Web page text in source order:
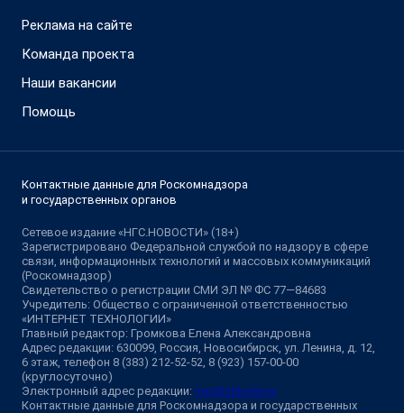
Реклама на сайте
Команда проекта
Наши вакансии
Помощь
Контактные данные для Роскомнадзора
и государственных органов
Сетевое издание «НГС.НОВОСТИ» (18+)
Зарегистрировано Федеральной службой по надзору в сфере
связи, информационных технологий и массовых коммуникаций
(Роскомнадзор)
Свидетельство о регистрации СМИ ЭЛ № ФС 77—84683
Учредитель: Общество с ограниченной ответственностью
«ИНТЕРНЕТ ТЕХНОЛОГИИ»
Главный редактор: Громкова Елена Александровна
Адрес редакции: 630099, Россия, Новосибирск, ул. Ленина, д. 12,
6 этаж, телефон 8 (383) 212-52-52, 8 (923) 157-00-00
(круглосуточно)
Электронный адрес редакции: ngs@shkulev.ru
Контактные данные для Роскомнадзора и государственных